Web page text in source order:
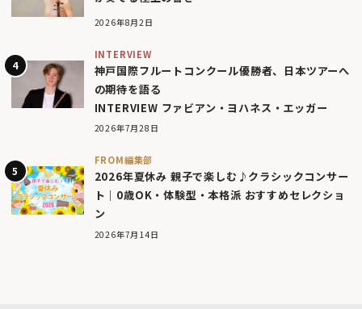
2026年8月2日
INTERVIEW
神戸国際フルートコンクール優勝者、日本ツアーへ
の期待を語る
INTERVIEW ファビアン・ヨハネス・エッガー
2026年7月28日
FROM編集部
2026年夏休み 親子で楽しむ♪クラシックコンサー
ト｜0歳OK・体験型・本格派 おすすめセレクショ
ン
2026年7月14日